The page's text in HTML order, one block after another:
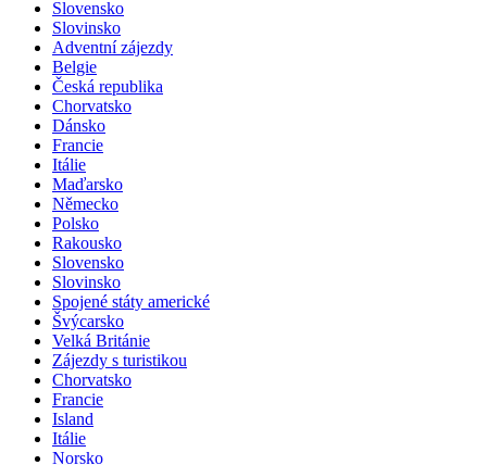
Slovensko
Slovinsko
Adventní zájezdy
Belgie
Česká republika
Chorvatsko
Dánsko
Francie
Itálie
Maďarsko
Německo
Polsko
Rakousko
Slovensko
Slovinsko
Spojené státy americké
Švýcarsko
Velká Británie
Zájezdy s turistikou
Chorvatsko
Francie
Island
Itálie
Norsko